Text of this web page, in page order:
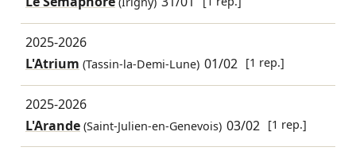
2025-2026
L'Atrium (Tassin-la-Demi-Lune) 01/02 [1 rep.]
2025-2026
L'Arande(Saint-Julien-en-Genevois) 03/02 [1 rep.]